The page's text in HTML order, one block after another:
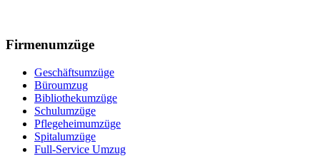
Firmenumzüge
Geschäftsumzüge
Büroumzug
Bibliothekumzüge
Schulumzüge
Pflegeheimumzüge
Spitalumzüge
Full-Service Umzug